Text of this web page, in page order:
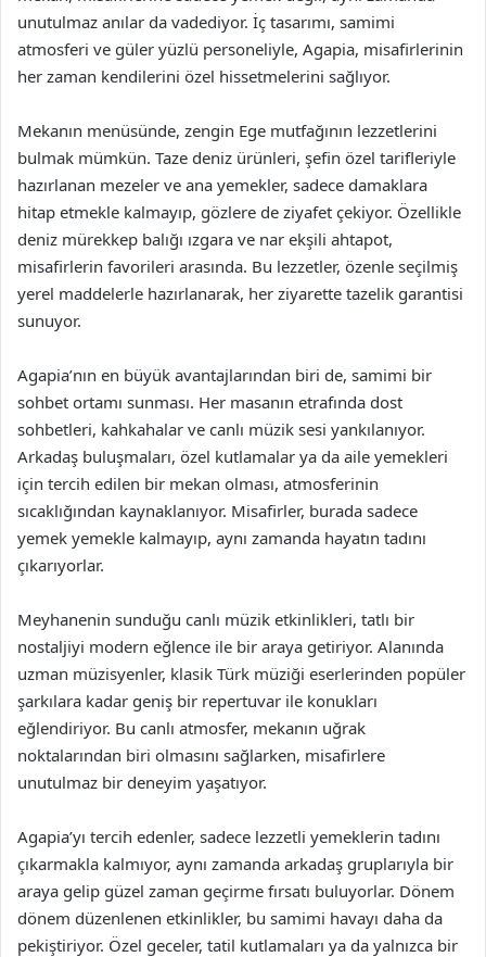
unutulmaz anılar da vadediyor. İç tasarımı, samimi
atmosferi ve güler yüzlü personeliyle, Agapia, misafirlerinin
her zaman kendilerini özel hissetmelerini sağlıyor.
Mekanın menüsünde, zengin Ege mutfağının lezzetlerini
bulmak mümkün. Taze deniz ürünleri, şefin özel tarifleriyle
hazırlanan mezeler ve ana yemekler, sadece damaklara
hitap etmekle kalmayıp, gözlere de ziyafet çekiyor. Özellikle
deniz mürekkep balığı ızgara ve nar ekşili ahtapot,
misafirlerin favorileri arasında. Bu lezzetler, özenle seçilmiş
yerel maddelerle hazırlanarak, her ziyarette tazelik garantisi
sunuyor.
Agapia’nın en büyük avantajlarından biri de, samimi bir
sohbet ortamı sunması. Her masanın etrafında dost
sohbetleri, kahkahalar ve canlı müzik sesi yankılanıyor.
Arkadaş buluşmaları, özel kutlamalar ya da aile yemekleri
için tercih edilen bir mekan olması, atmosferinin
sıcaklığından kaynaklanıyor. Misafirler, burada sadece
yemek yemekle kalmayıp, aynı zamanda hayatın tadını
çıkarıyorlar.
Meyhanenin sunduğu canlı müzik etkinlikleri, tatlı bir
nostaljiyi modern eğlence ile bir araya getiriyor. Alanında
uzman müzisyenler, klasik Türk müziği eserlerinden popüler
şarkılara kadar geniş bir repertuvar ile konukları
eğlendiriyor. Bu canlı atmosfer, mekanın uğrak
noktalarından biri olmasını sağlarken, misafirlere
unutulmaz bir deneyim yaşatıyor.
Agapia’yı tercih edenler, sadece lezzetli yemeklerin tadını
çıkarmakla kalmıyor, aynı zamanda arkadaş gruplarıyla bir
araya gelip güzel zaman geçirme fırsatı buluyorlar. Dönem
dönem düzenlenen etkinlikler, bu samimi havayı daha da
pekiştiriyor. Özel geceler, tatil kutlamaları ya da yalnızca bir